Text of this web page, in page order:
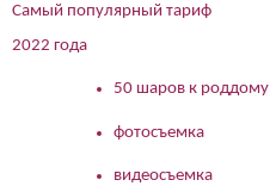
Самый популярный тариф
2022 года
50 шаров к роддому
фотосъемка
видеосъемка